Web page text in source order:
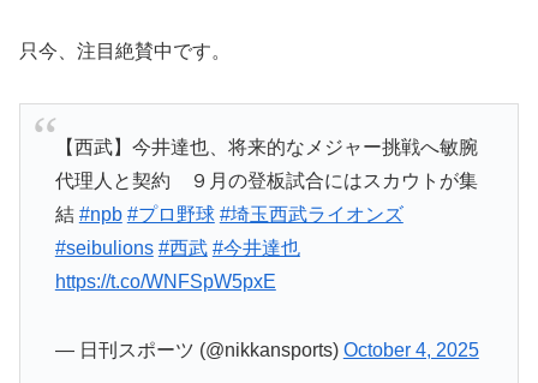
只今、注目絶賛中です。
【西武】今井達也、将来的なメジャー挑戦へ敏腕
代理人と契約 ９月の登板試合にはスカウトが集
結 #npb #プロ野球 #埼玉西武ライオンズ
#seibulions #西武 #今井達也
https://t.co/WNFSpW5pxE
— 日刊スポーツ (@nikkansports) October 4, 2025